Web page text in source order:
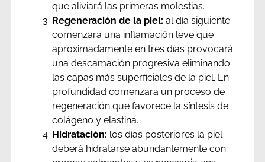
que aliviará las primeras molestias.
Regeneración de la piel: al día siguiente
comenzará una inflamación leve que
aproximadamente en tres días provocará
una descamación progresiva eliminando
las capas más superficiales de la piel. En
profundidad comenzará un proceso de
regeneración que favorece la síntesis de
colágeno y elastina.
Hidratación: los días posteriores la piel
deberá hidratarse abundantemente con